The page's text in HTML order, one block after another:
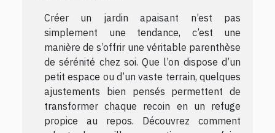
Créer un jardin apaisant n’est pas
simplement une tendance, c’est une
manière de s’offrir une véritable parenthèse
de sérénité chez soi. Que l’on dispose d’un
petit espace ou d’un vaste terrain, quelques
ajustements bien pensés permettent de
transformer chaque recoin en un refuge
propice au repos. Découvrez comment